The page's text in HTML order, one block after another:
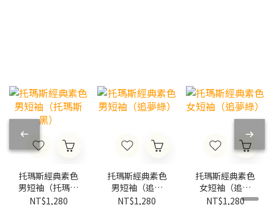
托瑪斯經典素色
男短袖（托瑪斯
黑）
NT$1,280
托瑪斯經典素色
男短袖（追夢
綠）
NT$1,280
托瑪斯經典素色
女短袖（追夢
綠）
NT$1,280